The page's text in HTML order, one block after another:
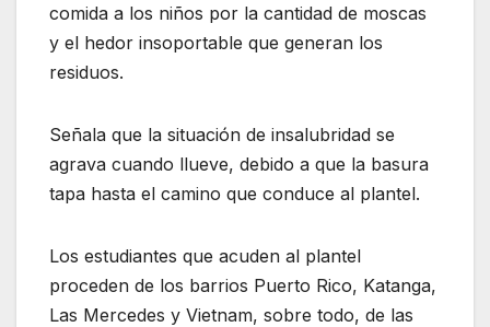
comida a los niños por la cantidad de moscas
y el hedor insoportable que generan los
residuos.
Señala que la situación de insalubridad se
agrava cuando llueve, debido a que la basura
tapa hasta el camino que conduce al plantel.
Los estudiantes que acuden al plantel
proceden de los barrios Puerto Rico, Katanga,
Las Mercedes y Vietnam, sobre todo, de las